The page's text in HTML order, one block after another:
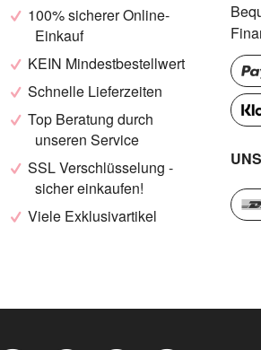
100% sicherer Online-
Einkauf
KEIN Mindestbestellwert
Schnelle Lieferzeiten
Top Beratung durch
unseren Service
SSL Verschlüsselung -
sicher einkaufen!
Viele Exklusivartikel